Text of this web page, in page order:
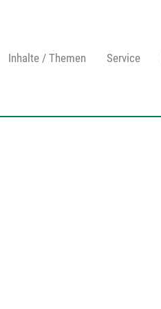
Inhalte / Themen Service